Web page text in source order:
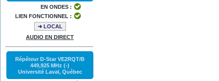
EN ONDES :
LIEN FONCTIONNEL :
➜ LOCAL
AUDIO EN DIRECT
Répéteur D-Star VE2RQT/B
449,925 MHz (-)
Université Laval, Québec